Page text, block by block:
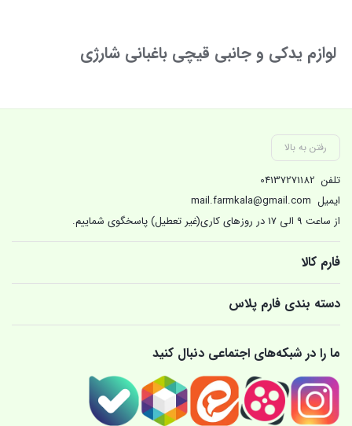
لوازم یدکی و جانبی قیچی باغبانی شارژی
رفتن به بالا
تلفن 04137271182
ایمیل mail.farmkala@gmail.com
از ساعت 9 الی 17 در روزهای کاری(غیر تعطیل) پاسخگوی شماییم.
فارم کالا
دسته بندی فارم پلاس
ما را در شبکه‌های اجتماعی دنبال کنید